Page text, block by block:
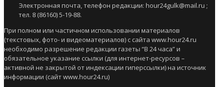
Электронная почта, телефон редакции: hour24gulk@mail.ru ;
тел. 8 (86160) 5-19-88.
При полном или частичном использовании материалов
(текстовых, фото- и видеоматериалов) с сайта www.hour24.ru
необходимо разрешение редакции газеты “В 24 часа” и
обязательное указание ссылки (для интернет-ресурсов –
активной не закрытой от индексации гиперссылки) на источник
информации (сайт www.hour24.ru)